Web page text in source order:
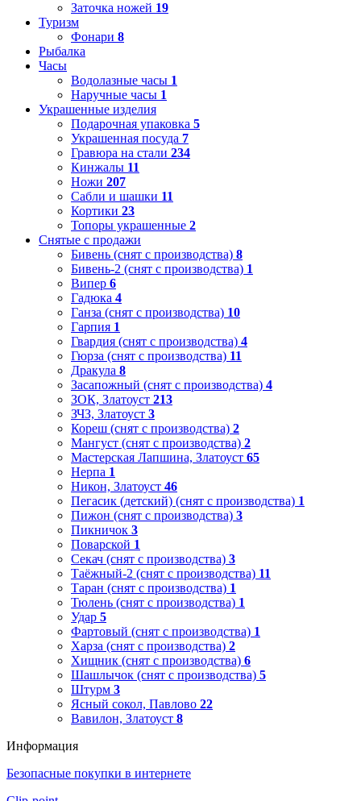
Заточка ножей 19
Туризм
Фонари 8
Рыбалка
Часы
Водолазные часы 1
Наручные часы 1
Украшенные изделия
Подарочная упаковка 5
Украшенная посуда 7
Гравюра на стали 234
Кинжалы 11
Ножи 207
Сабли и шашки 11
Кортики 23
Топоры украшенные 2
Снятые с продажи
Бивень (снят с производства) 8
Бивень-2 (снят с производства) 1
Випер 6
Гадюка 4
Ганза (снят с производства) 10
Гарпия 1
Гвардия (снят с производства) 4
Гюрза (снят с производства) 11
Дракула 8
Засапожный (снят с производства) 4
ЗОК, Златоуст 213
ЗЧЗ, Златоуст 3
Кореш (снят с производства) 2
Мангуст (снят с производства) 2
Мастерская Лапшина, Златоуст 65
Нерпа 1
Никон, Златоуст 46
Пегасик (детский) (снят с производства) 1
Пижон (снят с производства) 3
Пикничок 3
Поварской 1
Секач (снят с производства) 3
Таёжный-2 (снят с производства) 11
Таран (снят с производства) 1
Тюлень (снят с производства) 1
Удар 5
Фартовый (снят с производства) 1
Харза (снят с производства) 2
Хищник (снят с производства) 6
Шашлычок (снят с производства) 5
Штурм 3
Ясный сокол, Павлово 22
Вавилон, Златоуст 8
Информация
Безопасные покупки в интернете